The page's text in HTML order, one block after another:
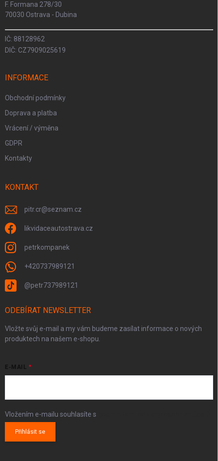
F. Formana 278/30
70030 Ostrava - Dubina
IČ: 88128962
DIČ: CZ7909025619
INFORMACE
Obchodní podmínky
Doprava a platba
Vrácení / výměna
GDPR
Kontakty
KONTAKT
pitr.cr@seznam.cz
likvidaceautostrava.cz
petrkompanek
+420737989121
@petr737989121
ODEBÍRAT NEWSLETTER
Vložte svůj e-mail a my vám budeme zasílat informace o nových
produktech na našem e-shopu.
E-MAIL
Vložením e-mailu souhlasíte s
Přihlásit se